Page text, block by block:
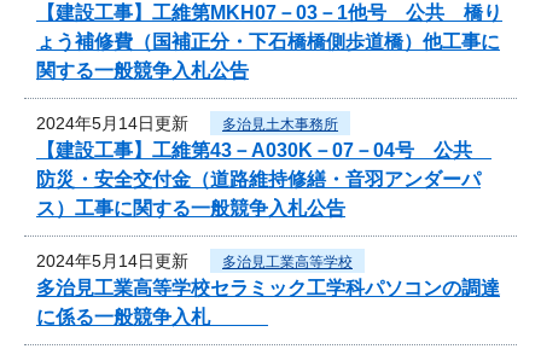
【建設工事】工維第MKH07－03－1他号 公共 橋り
ょう補修費（国補正分・下石橋橋側歩道橋）他工事に
関する一般競争入札公告
2024年5月14日更新 多治見土木事務所
【建設工事】工維第43－A030K－07－04号 公共
防災・安全交付金（道路維持修繕・音羽アンダーパ
ス）工事に関する一般競争入札公告
2024年5月14日更新 多治見工業高等学校
多治見工業高等学校セラミック工学科パソコンの調達
に係る一般競争入札